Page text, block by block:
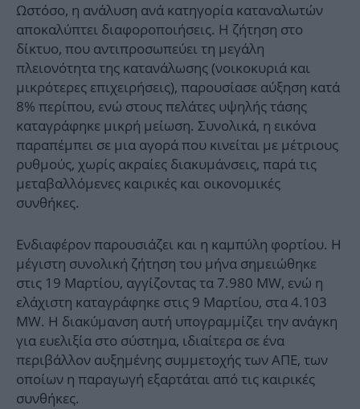
Ωστόσο, η ανάλυση ανά κατηγορία καταναλωτών
αποκαλύπτει διαφοροποιήσεις. Η ζήτηση στο
δίκτυο, που αντιπροσωπεύει τη μεγάλη
πλειονότητα της κατανάλωσης (νοικοκυριά και
μικρότερες επιχειρήσεις), παρουσίασε αύξηση κατά
8% περίπου, ενώ στους πελάτες υψηλής τάσης
καταγράφηκε μικρή μείωση. Συνολικά, η εικόνα
παραπέμπει σε μια αγορά που κινείται με μέτριους
ρυθμούς, χωρίς ακραίες διακυμάνσεις, παρά τις
μεταβαλλόμενες καιρικές και οικονομικές
συνθήκες.
Ενδιαφέρον παρουσιάζει και η καμπύλη φορτίου. Η
μέγιστη συνολική ζήτηση του μήνα σημειώθηκε
στις 19 Μαρτίου, αγγίζοντας τα 7.980 MW, ενώ η
ελάχιστη καταγράφηκε στις 9 Μαρτίου, στα 4.103
MW. Η διακύμανση αυτή υπογραμμίζει την ανάγκη
για ευελιξία στο σύστημα, ιδιαίτερα σε ένα
περιβάλλον αυξημένης συμμετοχής των ΑΠΕ, των
οποίων η παραγωγή εξαρτάται από τις καιρικές
συνθήκες.